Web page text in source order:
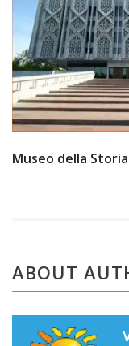
Museo della
ABOUT